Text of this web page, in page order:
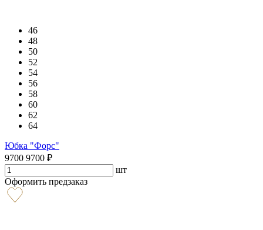
46
48
50
52
54
56
58
60
62
64
Юбка "Форс"
9700 9700 ₽
шт
Оформить предзаказ